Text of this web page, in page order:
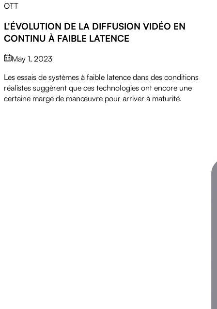
OTT
L'ÉVOLUTION DE LA DIFFUSION VIDÉO EN
CONTINU À FAIBLE LATENCE
May 1, 2023
Les essais de systèmes à faible latence dans des conditions
réalistes suggèrent que ces technologies ont encore une
certaine marge de manœuvre pour arriver à maturité.